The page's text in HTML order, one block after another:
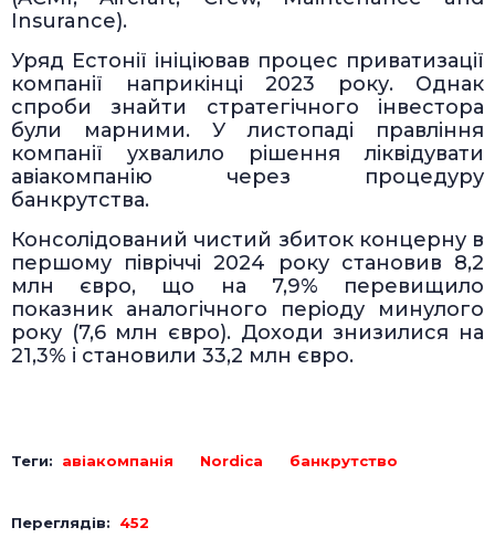
Insurance).
Уряд Естонії ініціював процес приватизації
компанії наприкінці 2023 року. Однак
спроби знайти стратегічного інвестора
були марними. У листопаді правління
компанії ухвалило рішення ліквідувати
авіакомпанію через процедуру
банкрутства.
Консолідований чистий збиток концерну в
першому півріччі 2024 року становив 8,2
млн євро, що на 7,9% перевищило
показник аналогічного періоду минулого
року (7,6 млн євро). Доходи знизилися на
21,3% і становили 33,2 млн євро.
Теги: авіакомпанія Nordica банкрутство
Переглядів: 452